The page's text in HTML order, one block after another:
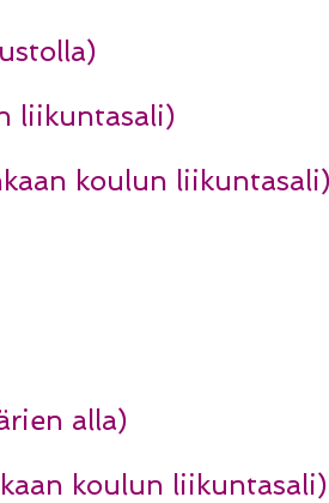
liikuntasali)
koulun liikuntasali)
alla)
koulun liikuntasali)